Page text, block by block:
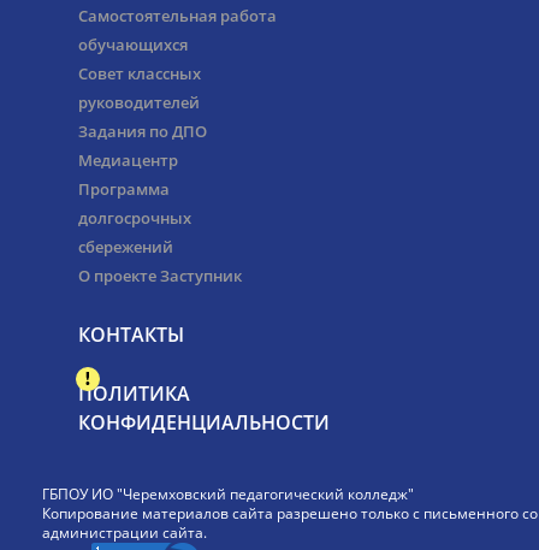
Самостоятельная работа
обучающихся
Совет классных
руководителей
Задания по ДПО
Медиацентр
Программа
долгосрочных
сбережений
О проекте Заступник
КОНТАКТЫ
ПОЛИТИКА
КОНФИДЕНЦИАЛЬНОСТИ
ГБПОУ ИО "Черемховский педагогический колледж"
Копирование материалов сайта разрешено только с письменного
администрации сайта.